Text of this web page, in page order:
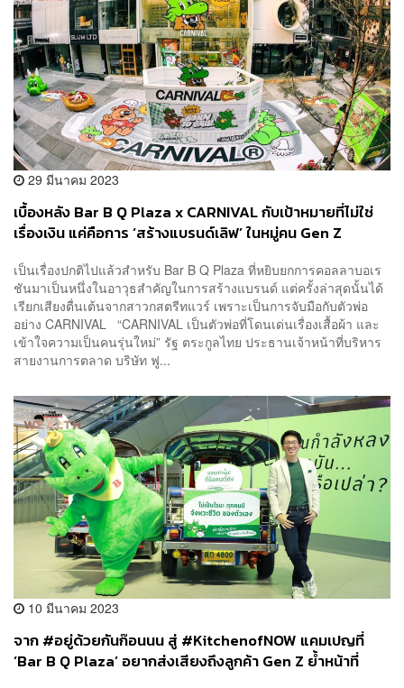
29 มีนาคม 2023
เบื้องหลัง Bar B Q Plaza x CARNIVAL กับเป้าหมายที่ไม่ใช่
เรื่องเงิน แค่คือการ ‘สร้างแบรนด์เลิฟ’ ในหมู่คน Gen Z
เป็นเรื่องปกติไปแล้วสำหรับ Bar B Q Plaza ที่หยิบยกการคอลลาบอเร
ชันมาเป็นหนึ่งในอาวุธสำคัญในการสร้างแบรนด์ แต่ครั้งล่าสุดนั้นได้
เรียกเสียงตื่นเต้นจากสาวกสตรีทแวร์ เพราะเป็นการจับมือกับตัวพ่อ
อย่าง CARNIVAL “CARNIVAL เป็นตัวพ่อที่โดนเด่นเรื่องเสื้อผ้า และ
เข้าใจความเป็นคนรุ่นใหม่” รัฐ ตระกูลไทย ประธานเจ้าหน้าที่บริหาร
สายงานการตลาด บริษัท ฟู...
10 มีนาคม 2023
จาก #อยู่ด้วยกันก๊อนนน สู่ #KitchenofNOW แคมเปญที่
‘Bar B Q Plaza’ อยากส่งเสียงถึงลูกค้า Gen Z ย้ำหน้าที่